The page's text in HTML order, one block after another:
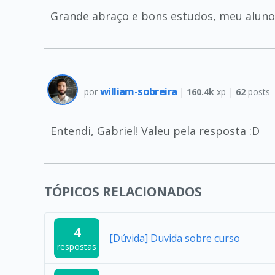
Grande abraço e bons estudos, meu
por william-sobreira | 160.4k xp | 62posts
Entendi, Gabriel! Valeu pela resposta :D
TÓPICOS RELACIONADOS
4
respostas
[Dúvida] Duvida sobre curso